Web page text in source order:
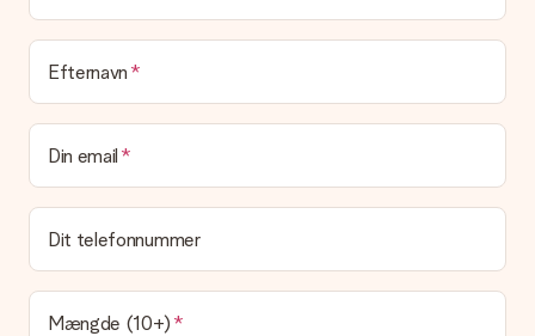
Efternavn
Din email
Dit telefonnummer
Mængde (10+)